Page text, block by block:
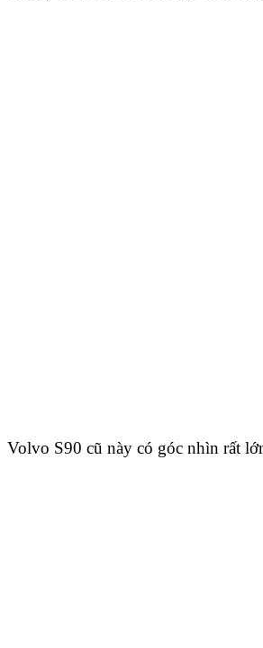
Volvo S90 cũ này có góc nhìn rất